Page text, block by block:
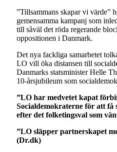
”Tillsammans skapar vi värde”
gemensamma kampanj som
till såväl det röda regerande
oppositionen i Danmark.
Det nya fackliga samarbetet
LO vill öka distansen till
Danmarks statsminister Helle
10-årsjubileum som
”LO har medvetet kapat
Socialdemokraterne för att få
efter det folketingsval som
”LO släpper partnerskapet
(Dr.dk)